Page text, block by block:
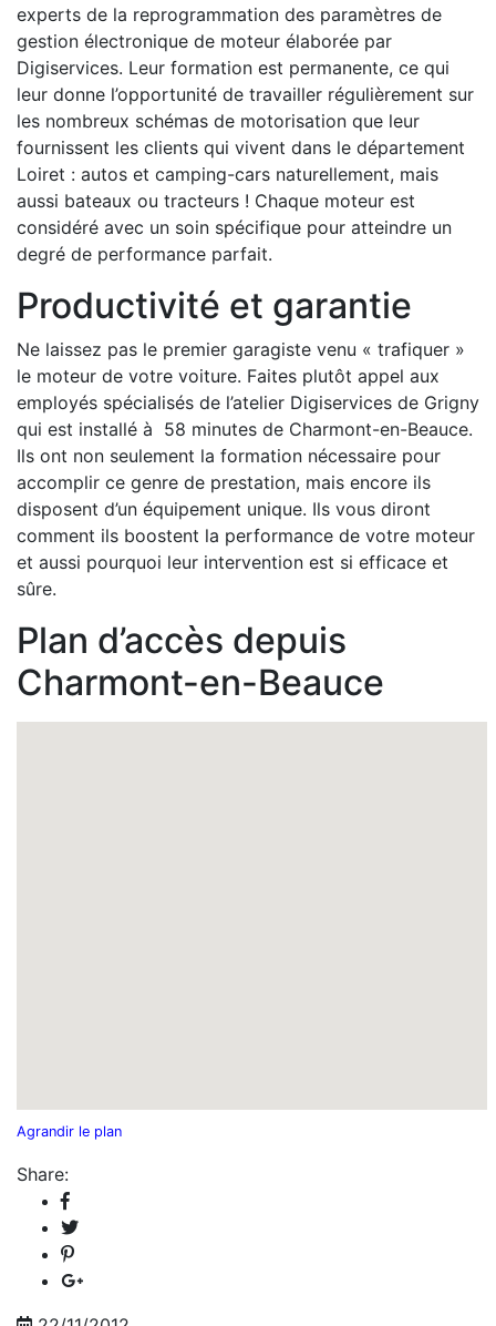
experts de la reprogrammation des paramètres de
gestion électronique de moteur élaborée par
Digiservices. Leur formation est permanente, ce qui
leur donne l’opportunité de travailler régulièrement sur
les nombreux schémas de motorisation que leur
fournissent les clients qui vivent dans le département
Loiret : autos et camping-cars naturellement, mais
aussi bateaux ou tracteurs ! Chaque moteur est
considéré avec un soin spécifique pour atteindre un
degré de performance parfait.
Productivité et garantie
Ne laissez pas le premier garagiste venu « trafiquer »
le moteur de votre voiture. Faites plutôt appel aux
employés spécialisés de l’atelier Digiservices de Grigny
qui est installé à 58 minutes de Charmont-en-Beauce.
Ils ont non seulement la formation nécessaire pour
accomplir ce genre de prestation, mais encore ils
disposent d’un équipement unique. Ils vous diront
comment ils boostent la performance de votre moteur
et aussi pourquoi leur intervention est si efficace et
sûre.
Plan d’accès depuis
Charmont-en-Beauce
Agrandir le plan
Share: